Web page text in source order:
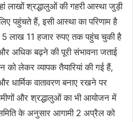
लाखों श्रद्धालुओं की गहरी आस्था जुड़ी
पहुंचते हैं, इसी आस्था का परिणाम है
लाख 11 हजार रुपए तक पहुंच चुकी है
बढ़ने की पूरी संभावना जताई
को लेकर व्यापक तैयारियां की गई हैं,
धार्मिक वातावरण बनाए रखने पर
और श्रद्धालुओं का भी आयोजन में
के अनुसार आगामी 2 अप्रैल को